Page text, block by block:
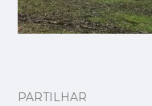
PARTILHAR